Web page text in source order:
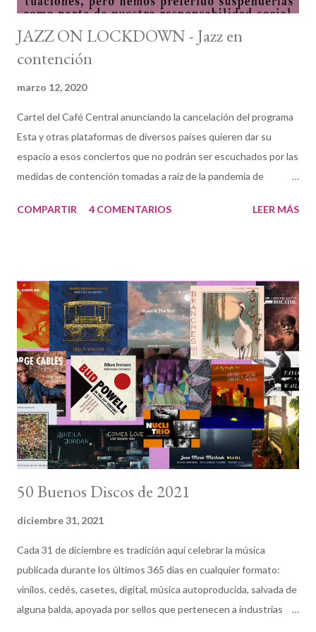
JAZZ ON LOCKDOWN - Jazz en
contención
marzo 12, 2020
Cartel del Café Central anunciando la cancelación del programa
Esta y otras plataformas de diversos países quieren dar su
espacio a esos conciertos que no podrán ser escuchados por las
medidas de contención tomadas a raíz de la pandemia de
Madrid. Desgraciadamente es previsible que otros clubes del
protagonistas: los clubes y, muy especialmente, los músicos.
Jazz On Lockdown (Jazz En Contención) es un proyecto de
Working The Beat , un grupo de trabajo internacional
dependiente de la Jazz Journalists Association . Nuestra meta
es hacer sonar esa música cancelada: no perder ni una nota
pese a las medidas de contención. Sabemos bien que el impacto
económico va a ser inevitable pero creemos que en esta
situación extraordinaria, l...
COMPARTIR 4 COMENTARIOS LEER MÁS
50 Buenos Discos de 2021
diciembre 31, 2021
Cada 31 de diciembre es tradición aquí celebrar la música
publicada durante los últimos 365 días en cualquier formato:
vinilos, cedés, casetes, digital, música autoproducida, salvada de
alguna balda, apoyada por sellos que pertenecen a industrias